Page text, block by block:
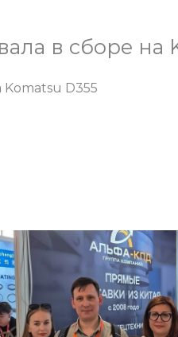
в сборе на
Komatsu D355